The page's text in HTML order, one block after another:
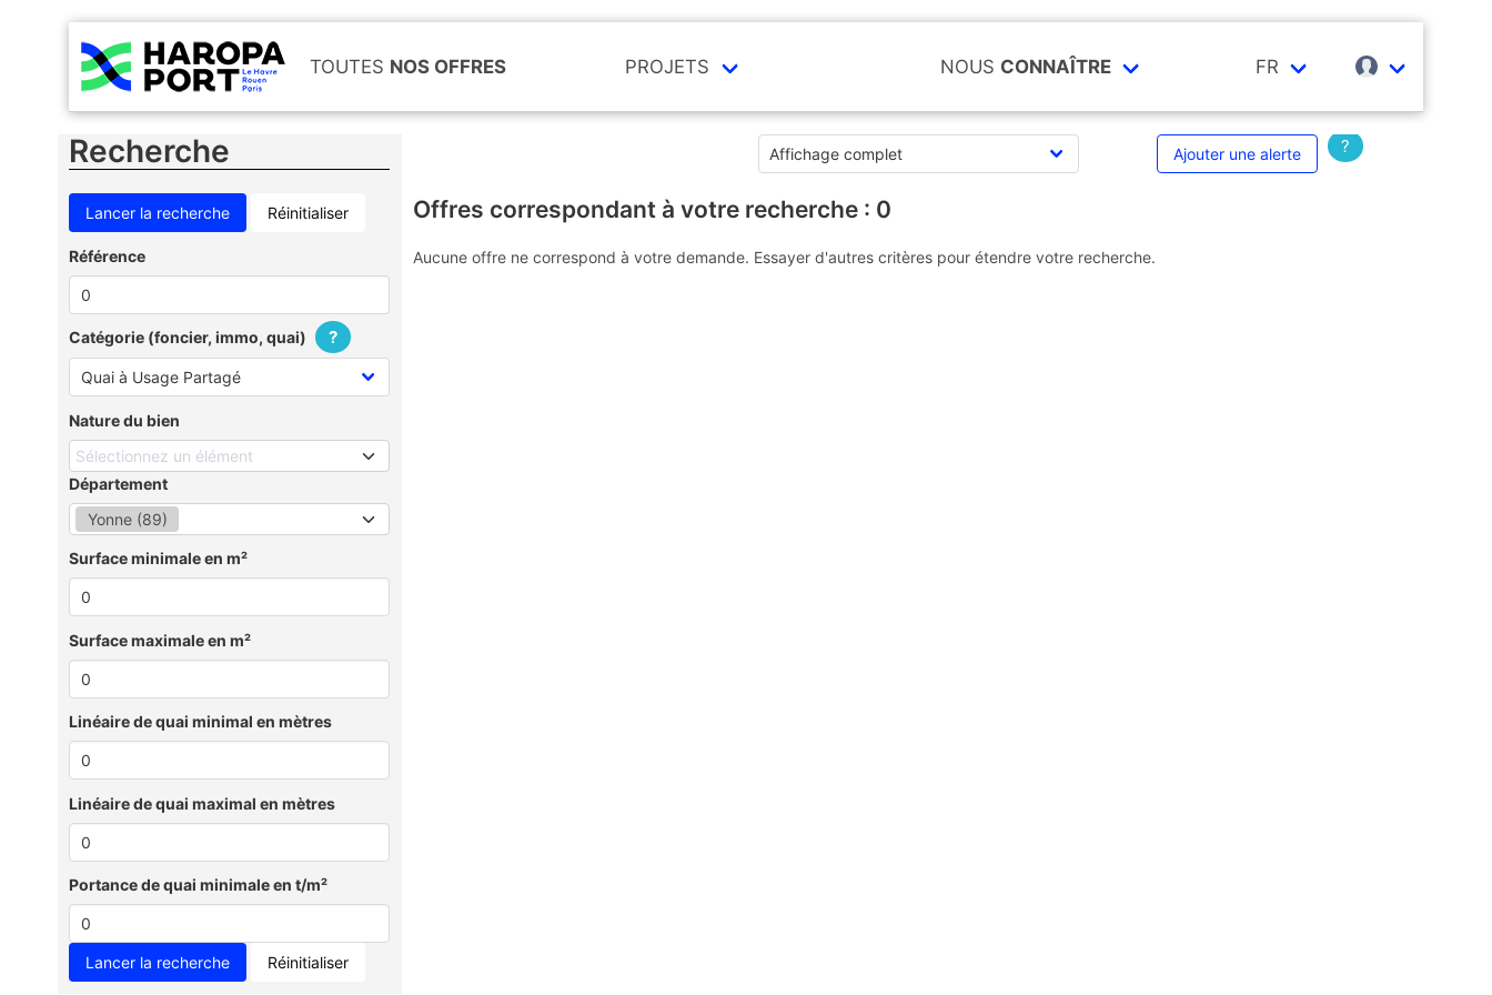
TOUTES NOS OFFRES PROJETS NOUS CONNAÎTRE FR
Recherche
Réinitialiser
Référence
Catégorie (foncier, immo, quai) ?
Nature du bien
Sélectionnez un élément
Département
Yonne (89)
Surface minimale en m²
Surface maximale en m²
Linéaire de quai minimal en mètres
Linéaire de quai maximal en mètres
Portance de quai minimale en t/m²
Réinitialiser
Ajouter une alerte ?
Offres correspondant à votre recherche : 0
Aucune offre ne correspond à votre demande. Essayer d'autres critères pour étendre votre recherche.